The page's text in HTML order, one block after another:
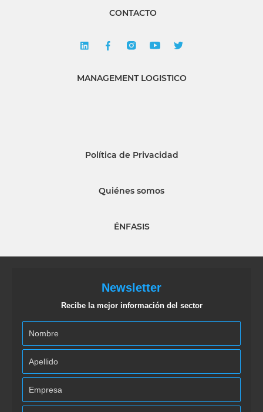
CONTACTO
MANAGEMENT LOGISTICO
Política de Privacidad
Quiénes somos
ÉNFASIS
Newsletter
Recibe la mejor información del sector